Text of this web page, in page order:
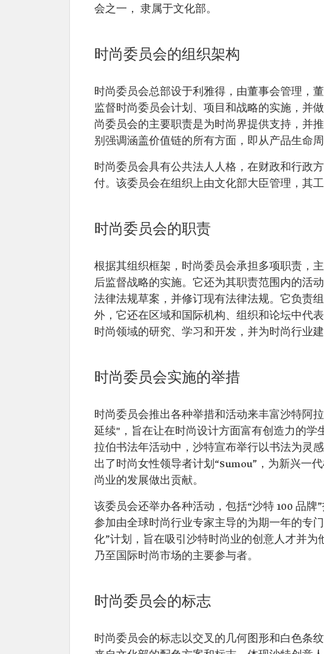
会之一， 隶属于文化部。
时尚委员会的组织架构
时尚委员会总部设于利雅得，由董事会管理，
监督时尚委员会计划、项目和战略的实施，并
尚委员会的主要职责是为时尚界提供支持，并
别强调涵盖价值链的所有方面，即从产品生命
时尚委员会具有公共法人人格，在财政和行政
付。该委员会在组织上由文化部大臣管理，其
时尚委员会的职责
根据其组织框架，时尚委员会承担多项职责，
后监督战略的实施。它还为其职责范围内的活
法律法规草案，并修订现有法律法规。它负责
外，它还在区域和国际机构、组织和论坛中代
时尚领域的研究、学习和开发，并为时尚行业建
时尚委员会实施的举措
时尚委员会推出各种举措和活动来丰富沙特阿
延续"，旨在让在时尚设计方面富有创造力的学
拉伯书法年活动中，沙特宣布举行以书法为灵
出了时尚女性领导者计划“Sumou”，为新兴一
尚业的发展做出贡献。
该委员会还举办各种活动，包括“沙特 100 品
参加由全球时尚行业专家主导的为期一年的专
化”计划，旨在吸引沙特时尚业的创意人才并
乃至国际时尚市场的主要参与者。
时尚委员会的标志
时尚委员会的标志以交叉的几何图形和白色条